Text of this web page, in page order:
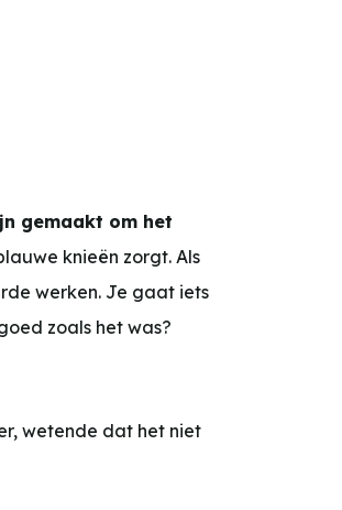
gemaakt om het
knieën zorgt. Als
werken. Je gaat iets
zoals het was?
wetende dat het niet